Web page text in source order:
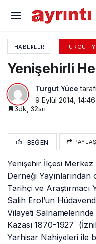
HABERLER TURGUT
Yenişehirli
Turgut Yüce
9 Eylül 2014, 14:46
3dk, 32sn
BEĞEN PAYLAŞ
Yenişehir İlçesi
Derneği Yayınlarından
Tarihçi ve Araştırmacı
Salih Erol’un
Vilayeti Salnamelerinde
Kazası 1870-1927
Yarhisar Nahiyeleri ile
Yenişehir’de Eski